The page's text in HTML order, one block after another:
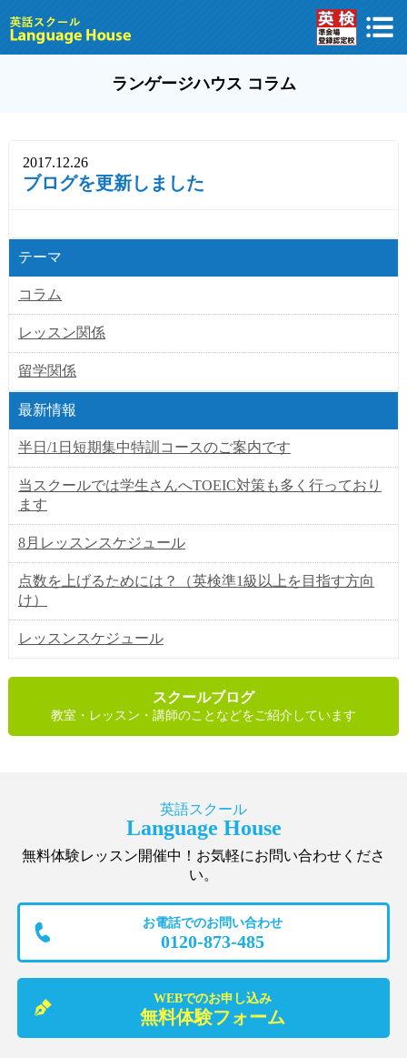
ランゲージハウス コラム
2017.12.26
ブログを更新しました
テーマ
コラム
レッスン関係
留学関係
最新情報
半日/1日短期集中特訓コースのご案内です
当スクールでは学生さんへTOEIC対策も多く行っており
ます
8月レッスンスケジュール
点数を上げるためには？（英検準1級以上を目指す方向
け）
レッスンスケジュール
スクールブログ
教室・レッスン・講師のことなどをご紹介しています
英語スクール
Language House
無料体験レッスン開催中！お気軽にお問い合わせくださ
い。
お電話でのお問い合わせ
0120-873-485
WEBでのお申し込み
無料体験フォーム